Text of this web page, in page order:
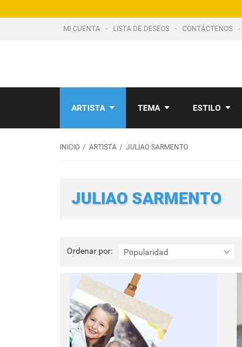
MI CUENTA LISTA DE DESEOS CONTÁCTENOS
ARTISTA TEMA ESTILO
INICIO ARTISTA JULIAO SARMENTO
JULIAO SARMENTO
Ordenar por: Popularidad
Ordenar
por: